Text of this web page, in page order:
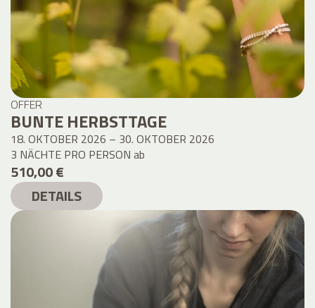
OFFER
BUNTE HERBSTTAGE
18. OKTOBER 2026 – 30. OKTOBER 2026
3 NÄCHTE PRO PERSON ab
510,00 €
DETAILS